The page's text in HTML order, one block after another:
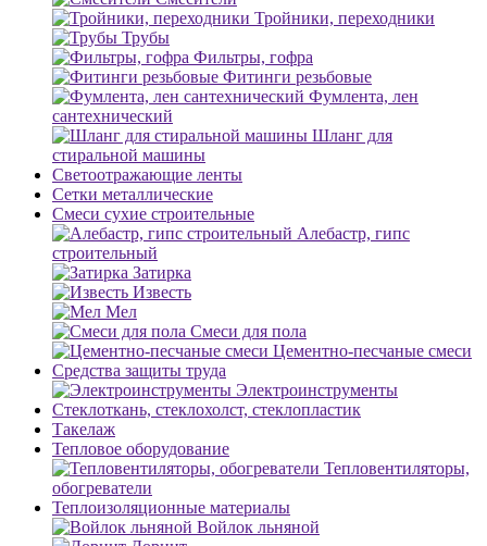
Тройники, переходники
Трубы
Фильтры, гофра
Фитинги резьбовые
Фумлента, лен
сантехнический
Шланг для
стиральной машины
Светоотражающие ленты
Сетки металлические
Смеси сухие строительные
Алебастр, гипс
строительный
Затирка
Известь
Мел
Смеси для пола
Цементно-песчаные смеси
Средства защиты труда
Электроинструменты
Стеклоткань, стеклохолст, стеклопластик
Такелаж
Тепловое оборудование
Тепловентиляторы,
обогреватели
Теплоизоляционные материалы
Войлок льняной